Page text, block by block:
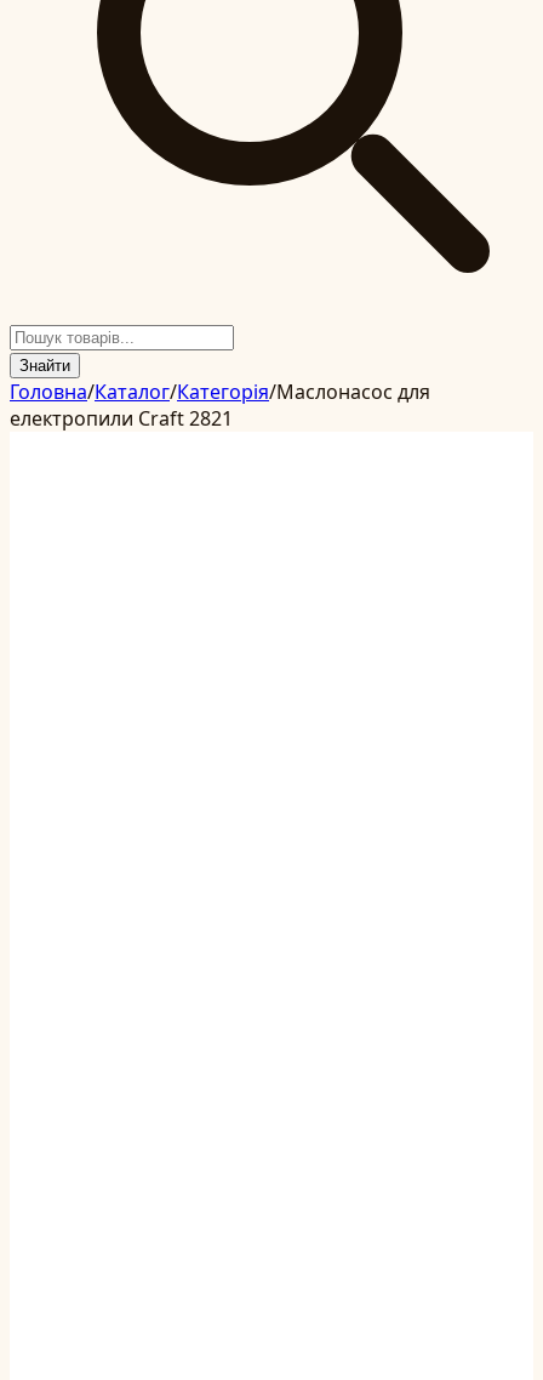
Знайти
Головна/Каталог/Категорія/Маслонасос для
електропили Craft 2821